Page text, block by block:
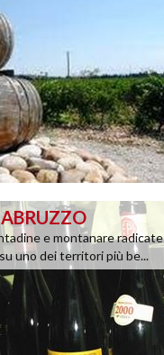
e montanare radicate
uno dei territori più be...